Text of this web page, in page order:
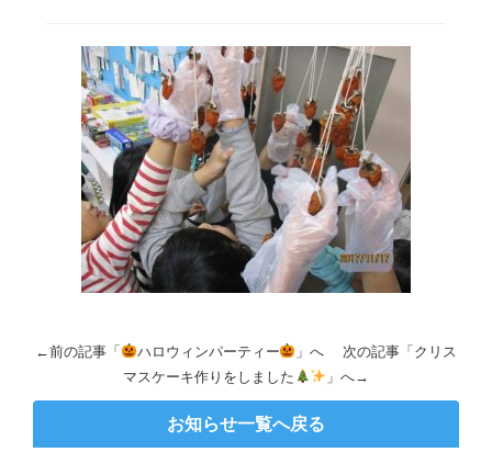
←前の記事「 ハロウィンパーティー 」へ 次の記事「 クリス
マスケーキ作りをしました
」へ→
お知らせ一覧へ戻る